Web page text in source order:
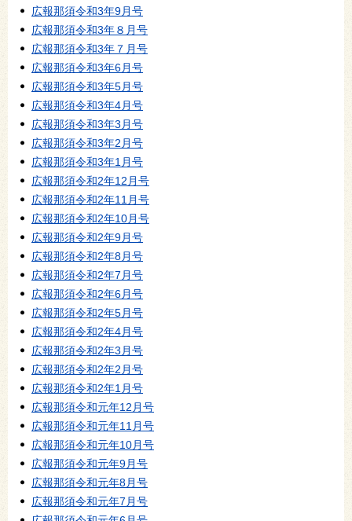
広報那須令和3年9月号
広報那須令和3年８月号
広報那須令和3年７月号
広報那須令和3年6月号
広報那須令和3年5月号
広報那須令和3年4月号
広報那須令和3年3月号
広報那須令和3年2月号
広報那須令和3年1月号
広報那須令和2年12月号
広報那須令和2年11月号
広報那須令和2年10月号
広報那須令和2年9月号
広報那須令和2年8月号
広報那須令和2年7月号
広報那須令和2年6月号
広報那須令和2年5月号
広報那須令和2年4月号
広報那須令和2年3月号
広報那須令和2年2月号
広報那須令和2年1月号
広報那須令和元年12月号
広報那須令和元年11月号
広報那須令和元年10月号
広報那須令和元年9月号
広報那須令和元年8月号
広報那須令和元年7月号